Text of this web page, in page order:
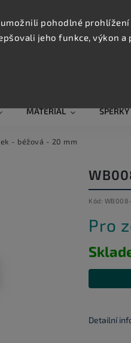
pohodlné
jeho funkce, výkon
MATERIÁL
- béžová - 20 mm
Kód:
Pro
Detailní